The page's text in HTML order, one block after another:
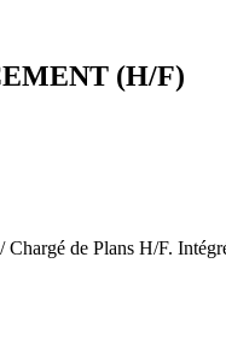
(H/F)
Chargé de Plans H/F.